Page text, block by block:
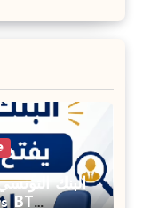
البنك